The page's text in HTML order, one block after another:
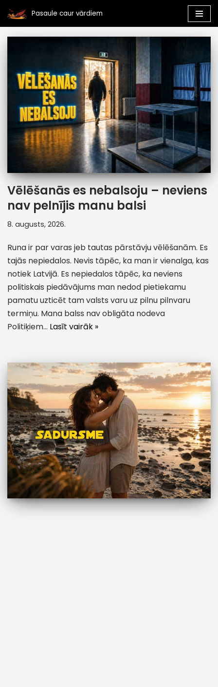
Skip
to
Pasaule caur vārdiem
Vēlēšanās es nebalsoju – neviens
nav pelnījis manu balsi
8. augusts, 2026.
Runa ir par varas jeb tautas pārstāvju vēlēšanām. Es
tajās nepiedalos. Nevis tāpēc, ka man ir vienalga, kas
notiek Latvijā. Es nepiedalos tāpēc, ka neviens
politiskais piedāvājums man nedod pietiekamu
pamatu uzticēt tam valsts varu uz pilnu pilnvaru
termiņu. Mana balss nav obligāta nodeva
Politiķiem… Lasīt vairāk »